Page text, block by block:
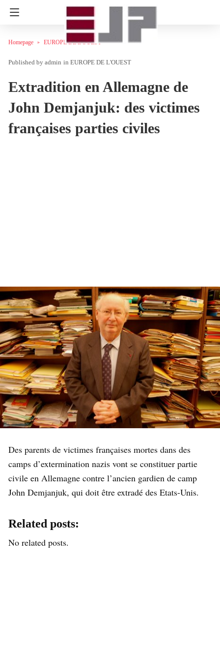
Homepage EUROPE DE L'OUEST
admin in EUROPE DE L'OUEST
Extradition en Allemagne de
John Demjanjuk: des victimes
françaises parties civiles
Des parents de victimes françaises mortes dans des
camps d’extermination nazis vont se constituer partie
civile en Allemagne contre l’ancien gardien de camp
John Demjanjuk, qui doit être extradé des Etats-Unis.
Related posts:
No related posts.